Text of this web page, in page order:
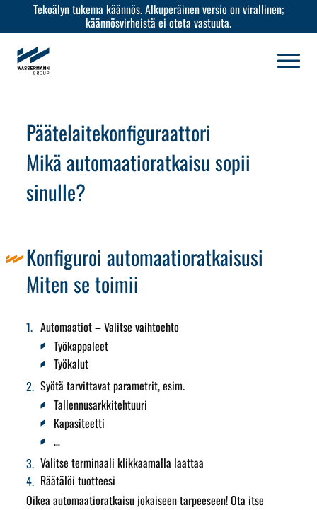
Tekoälyn tukema käännös. Alkuperäinen versio on virallinen;
käännösvirheistä ei oteta vastuuta.
Päätelaitekonfiguraattori
Mikä automaatioratkaisu sopii
sinulle?
Konfiguroi automaatioratkaisusi
Miten se toimii
Automaatiot – Valitse vaihtoehto
Työkappaleet
Työkalut
Syötä tarvittavat parametrit, esim.
Tallennusarkkitehtuuri
Kapasiteetti
…
Valitse terminaali klikkaamalla laattaa
Räätälöi tuotteesi
Oikea automaatioratkaisu jokaiseen tarpeeseen! Ota itse